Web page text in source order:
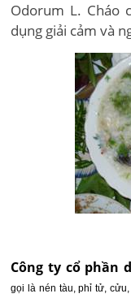
Odorum L. Cháo
dụng giải cảm và
Công ty cổ phần
gọi là nén tàu, phỉ tử,